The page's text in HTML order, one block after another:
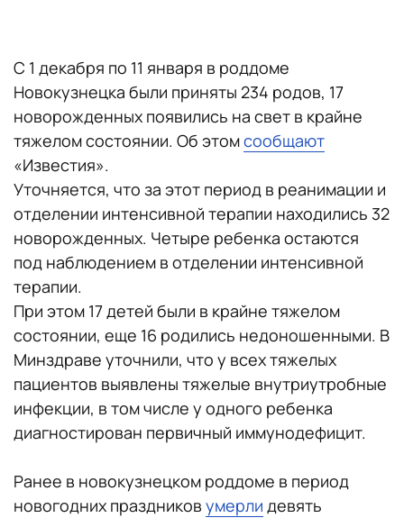
С 1 декабря по 11 января в роддоме
Новокузнецка были приняты 234 родов, 17
новорожденных появились на свет в крайне
тяжелом состоянии. Об этомсообщают
«Известия».
Уточняется, что за этот период в реанимации и
отделении интенсивной терапии находились 32
новорожденных. Четыре ребенка остаются
под наблюдением в отделении интенсивной
терапии.
При этом 17 детей были в крайне тяжелом
состоянии, еще 16 родились недоношенными. В
Минздраве уточнили, что у всех тяжелых
пациентов выявлены тяжелые внутриутробные
инфекции, в том числе у одного ребенка
диагностирован первичный иммунодефицит.
Ранее в новокузнецком роддоме в период
новогодних праздников умерли девять